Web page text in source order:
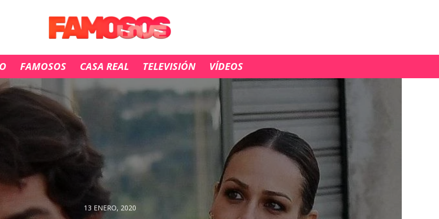
FAMOSOS CASA REAL TELEVISIÓN VÍDEOS
13 ENERO, 2020